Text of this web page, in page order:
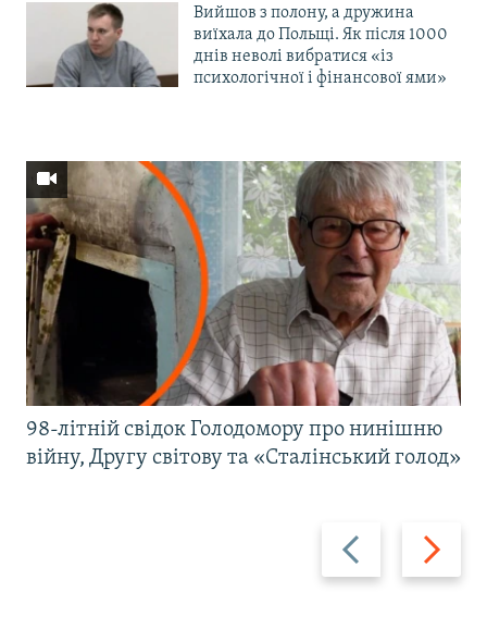
Вийшов з полону, а дружина
виїхала до Польщі. Як після 1000
днів неволі вибратися «із
психологічної і фінансової ями»
Назад Вперед
98-літній свідок Голодомору про нинішню
війну, Другу світову та «Сталінський голод»